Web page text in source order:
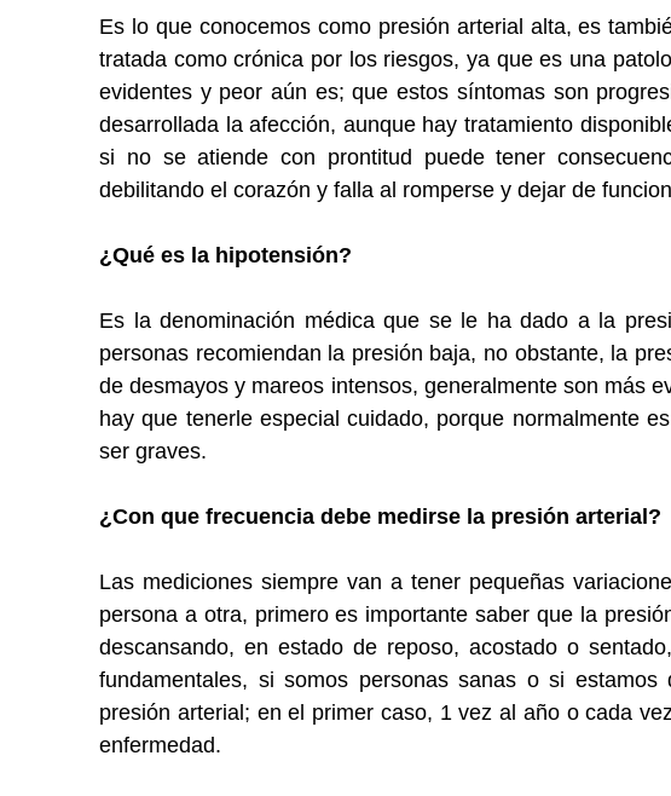
Es lo que conocemos como presión arterial alta, es
tratada como crónica por los riesgos, ya que es una
evidentes y peor aún es; que estos síntomas son
desarrollada la afección, aunque hay tratamiento
si no se atiende con prontitud puede tener
debilitando el corazón y falla al romperse y dejar de
¿Qué es la hipotensión?
Es la denominación médica que se le ha dado a la
personas recomiendan la presión baja, no obstante, la
de desmayos y mareos intensos, generalmente son más
hay que tenerle especial cuidado, porque normalmente
ser graves.
¿Con que frecuencia debe medirse la presión arterial?
Las mediciones siempre van a tener pequeñas
persona a otra, primero es importante saber que la
descansando, en estado de reposo, acostado o
fundamentales, si somos personas sanas o si
presión arterial; en el primer caso, 1 vez al año o cada
enfermedad.